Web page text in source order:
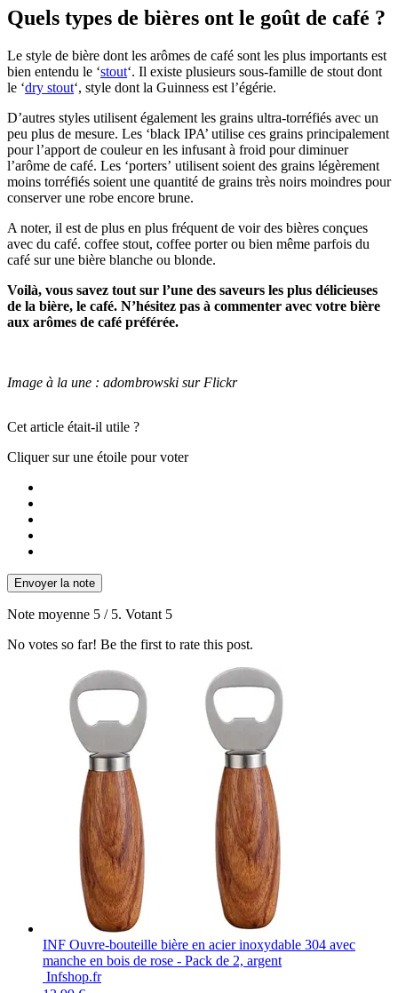
Quels types de bières ont le goût de café ?
Le style de bière dont les arômes de café sont les plus importants est
bien entendu le ‘stout‘. Il existe plusieurs sous-famille de stout dont
le ‘dry stout‘, style dont la Guinness est l’égérie.
D’autres styles utilisent également les grains ultra-torréfiés avec un
peu plus de mesure. Les ‘black IPA’ utilise ces grains principalement
pour l’apport de couleur en les infusant à froid pour diminuer
l’arôme de café. Les ‘porters’ utilisent soient des grains légèrement
moins torréfiés soient une quantité de grains très noirs moindres pour
conserver une robe encore brune.
A noter, il est de plus en plus fréquent de voir des bières conçues
avec du café. coffee stout, coffee porter ou bien même parfois du
café sur une bière blanche ou blonde.
Voilà, vous savez tout sur l’une des saveurs les plus délicieuses
de la bière, le café. N’hésitez pas à commenter avec votre bière
aux arômes de café préférée.
Image à la une : adombrowski sur Flickr
Cet article était-il utile ?
Cliquer sur une étoile pour voter
Envoyer la note
Note moyenne 5 / 5. Votant 5
No votes so far! Be the first to rate this post.
INF Ouvre-bouteille bière en acier inoxydable 304 avec
manche en bois de rose - Pack de 2, argent